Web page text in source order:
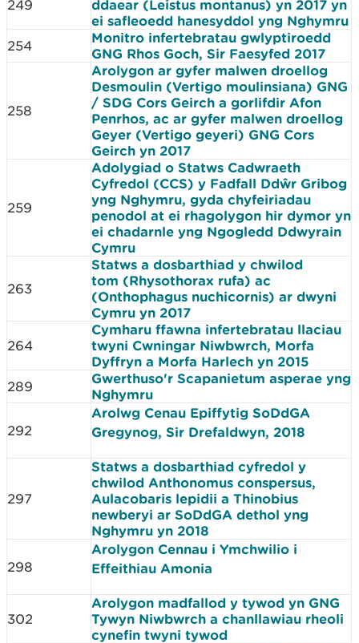
249
ddaear (Leistus montanus) yn 2017 yn
ei safleoedd hanesyddol yng Nghymru
254
Monitro infertebratau gwlyptiroedd
GNG Rhos Goch, Sir Faesyfed 2017
258
Arolygon ar gyfer malwen droellog
Desmoulin (Vertigo moulinsiana) GNG
/ SDG Cors Geirch a gorlifdir Afon
Penrhos, ac ar gyfer malwen droellog
Geyer (Vertigo geyeri) GNG Cors
Geirch yn 2017
259
Adolygiad o Statws Cadwraeth
Cyfredol (CCS) y Fadfall Ddŵr Gribog
yng Nghymru, gyda chyfeiriadau
penodol at ei rhagolygon hir dymor yn
ei chadarnle yng Ngogledd Ddwyrain
Cymru
263
Statws a dosbarthiad y chwilod
tom (Rhysothorax rufa) ac
(Onthophagus nuchicornis) ar dwyni
Cymru yn 2017
264
Cymharu ffawna infertebratau llaciau
twyni Cwningar Niwbwrch, Morfa
Dyffryn a Morfa Harlech yn 2015
289
Gwerthuso'r Scapanietum asperae yng
Nghymru
292
Arolwg Cenau Epiffytig SoDdGA
Gregynog, Sir Drefaldwyn, 2018
297
Statws a dosbarthiad cyfredol y
chwilod Anthonomus conspersus,
Aulacobaris lepidii a Thinobius
newberyi ar SoDdGA dethol yng
Nghymru yn 2018
298
Arolygon Cennau i Ymchwilio i
Effeithiau Amonia
302
Arolygon madfallod y tywod yn GNG
Tywyn Niwbwrch a chanllawiau rheoli
cynefin twyni tywod